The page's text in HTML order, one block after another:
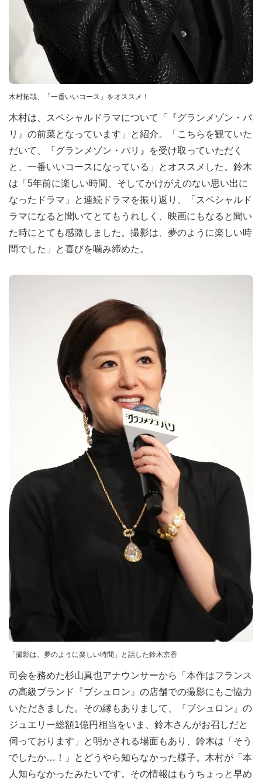
木村拓哉、「一番いいコース」をオススメ！
木村は、スペシャルドラマについて「『グランメゾン・パ
リ』の前菜となっています」と紹介。「こちらを観ていた
だいて、『グランメゾン・パリ』を受け取っていただく
と、一番いいコースになっている」とオススメした。鈴木
は「5年前に楽しい時間、そしてかけがえのない思い出に
なったドラマ」と連続ドラマを振り返り、「スペシャルド
ラマになると聞いてとてもうれしく、映画にもなると聞い
た時にとても感激しました。撮影は、夢のように楽しい時
間でした」と喜びを噛み締めた。
「撮影は、夢のように楽しい時間」と話した鈴木京香
司会を務めた杉山真也アナウンサーから「本作はフランス
の高級ブランド『ブシュロン』の店舗での撮影にもご協力
いただきました。その縁もありまして、『ブシュロン』の
ジュエリー総額1億円相当をいま、鈴木さんがお召しだと
伺っております」と明かされる場面もあり、鈴木は「そう
でしたか…！」とどうやら知らなかった様子。木村が「本
人知らなかったみたいです。その情報はもうちょっと早め